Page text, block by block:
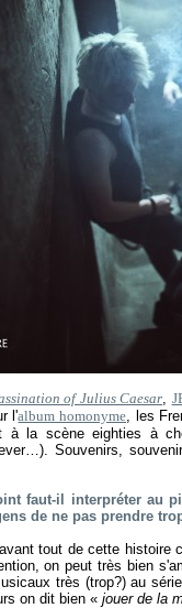
of Julius Caesar,
l'album homonyme, les
à la scène eighties à
Souvenirs,
faut-il interpréter au
de ne pas prendre
tout de cette histoire
on peut très bien
très (trop?) au
on dit bien « jouer de la